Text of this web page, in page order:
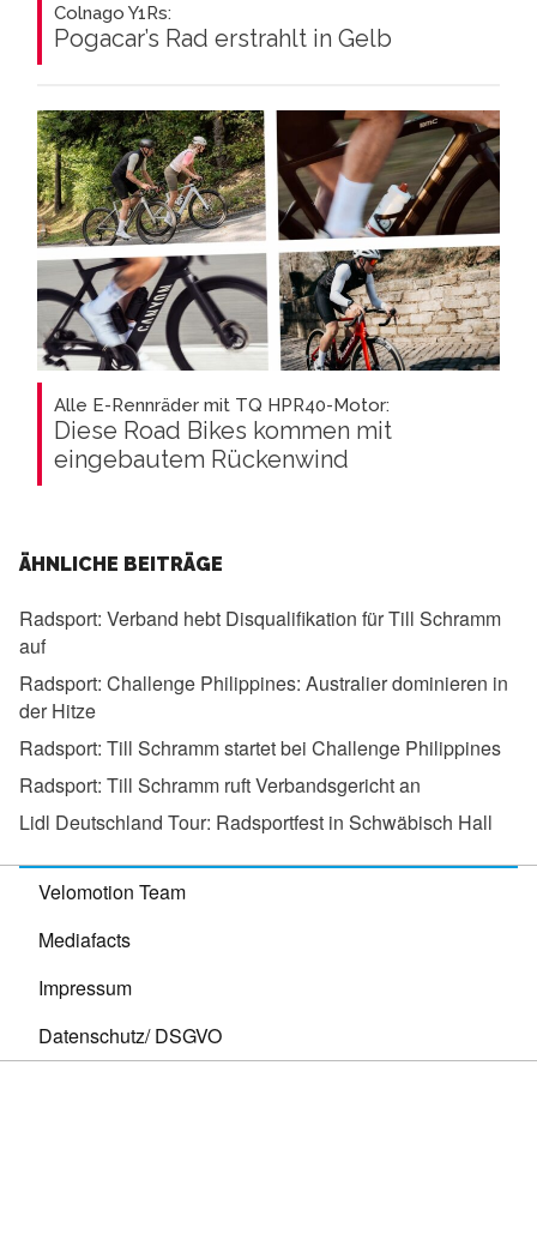
Colnago Y1Rs:
Pogacar’s Rad erstrahlt in Gelb
Alle E-Rennräder mit TQ HPR40-Motor:
Diese Road Bikes kommen mit
eingebautem Rückenwind
ÄHNLICHE BEITRÄGE
Radsport: Verband hebt Disqualifikation für Till Schramm
auf
Radsport: Challenge Philippines: Australier dominieren in
der Hitze
Radsport: Till Schramm startet bei Challenge Philippines
Radsport: Till Schramm ruft Verbandsgericht an
Lidl Deutschland Tour: Radsportfest in Schwäbisch Hall
Velomotion Team
Mediafacts
Impressum
Datenschutz/ DSGVO